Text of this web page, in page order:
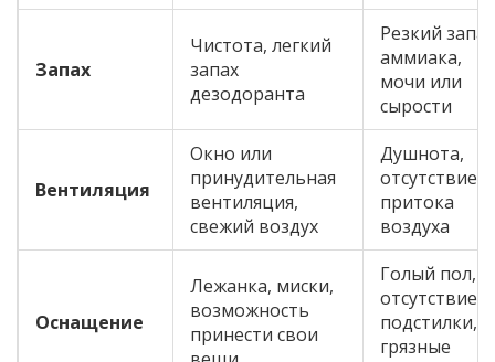
Запах
Чистота, легкий
запах
дезодоранта
Резкий запах
аммиака,
мочи или
сырости
Вентиляция
Окно или
принудительная
вентиляция,
свежий воздух
Душнота,
отсутствие
притока
воздуха
Оснащение
Лежанка, миски,
возможность
принести свои
Голый пол,
отсутствие
подстилки,
грязные